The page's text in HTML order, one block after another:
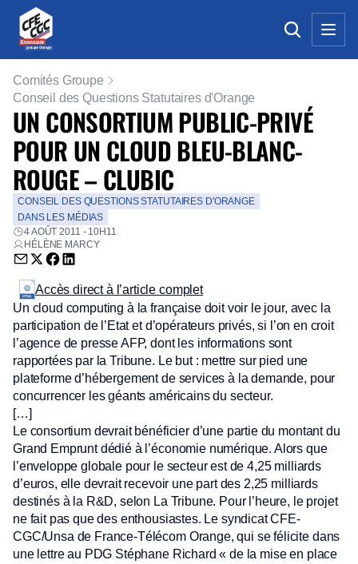
Comités Groupe
Conseil des Questions Statutaires d'Orange
UN CONSORTIUM PUBLIC-PRIVÉ
POUR UN CLOUD BLEU-BLANC-
ROUGE – CLUBIC
CONSEIL DES QUESTIONS STATUTAIRES D'ORANGE
DANS LES MÉDIAS
4 AOÛT 2011 - 10H11
HÉLÈNE MARCY
Envoyer par email (nouvelle fenêtre)
Partager sur Twitter (nouvelle fenêtre)
Partager sur Facebook (nouvelle fenêtre)
Partager sur LinkedIn (nouvelle fenêtre)
Accès direct à l’article complet
Un cloud computing à la française doit voir le jour, avec la
participation de l’Etat et d’opérateurs privés, si l’on en croit
l’agence de presse AFP, dont les informations sont
rapportées par la Tribune. Le but : mettre sur pied une
plateforme d’hébergement de services à la demande, pour
concurrencer les géants américains du secteur.
[…]
Le consortium devrait bénéficier d’une partie du montant du
Grand Emprunt dédié à l’économie numérique. Alors que
l’enveloppe globale pour le secteur est de 4,25 milliards
d’euros, elle devrait recevoir une part des 2,25 milliards
destinés à la R&D, selon La Tribune. Pour l’heure, le projet
ne fait pas que des enthousiastes. Le syndicat CFE-
CGC/Unsa de France-Télécom Orange, qui se félicite dans
une lettre au PDG Stéphane Richard « de la mise en place